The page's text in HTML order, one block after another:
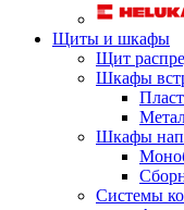
Щиты и шкафы
Щит
Шкафы
Шкафы
Системы